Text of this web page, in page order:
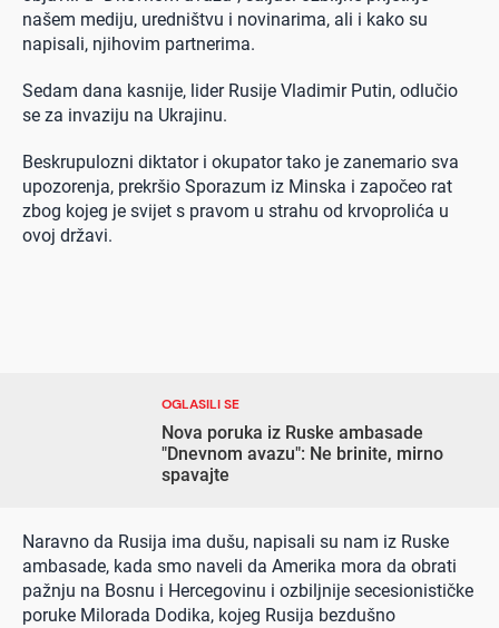
našem mediju, uredništvu i novinarima, ali i kako su
napisali, njihovim partnerima.
Sedam dana kasnije, lider Rusije Vladimir Putin, odlučio
se za invaziju na Ukrajinu.
Beskrupulozni diktator i okupator tako je zanemario sva
upozorenja, prekršio Sporazum iz Minska i započeo rat
zbog kojeg je svijet s pravom u strahu od krvoprolića u
ovoj državi.
OGLASILI SE
Nova poruka iz Ruske ambasade
"Dnevnom avazu": Ne brinite, mirno
spavajte
Naravno da Rusija ima dušu, napisali su nam iz Ruske
ambasade, kada smo naveli da Amerika mora da obrati
pažnju na Bosnu i Hercegovinu i ozbiljnije secesionističke
poruke Milorada Dodika, kojeg Rusija bezdušno